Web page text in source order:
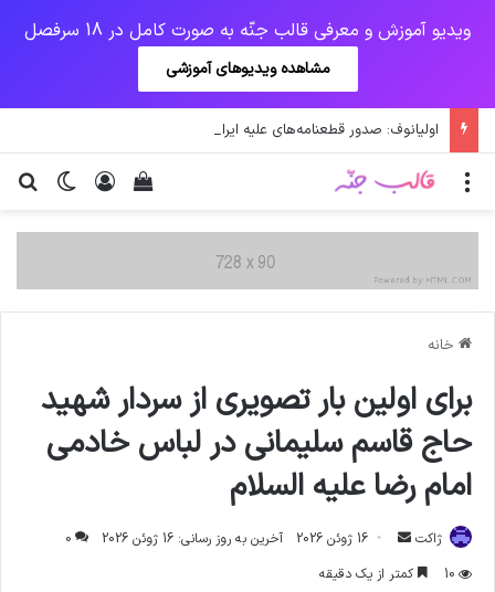
ویدیو آموزش و معرفی قالب جنّه به صورت کامل در 18 سرفصل
مشاهده ویدیوهای آموزشی
اولیانوف: صدور قطعنامه‌های علیه ایران احیای برجام را دشوار می‌کند
تغییر ورود
دیدن سبد خرید منو
خانه
برای اولین بار تصویری از سردار شهید
حاج قاسم سلیمانی در لباس خادمی
امام رضا علیه السلام
ژاکت
ارسال
ایمیل
16 ژوئن 2026 آخرین به روز رسانی: 16 ژوئن 2026
0
10
کمتر از یک دقیقه